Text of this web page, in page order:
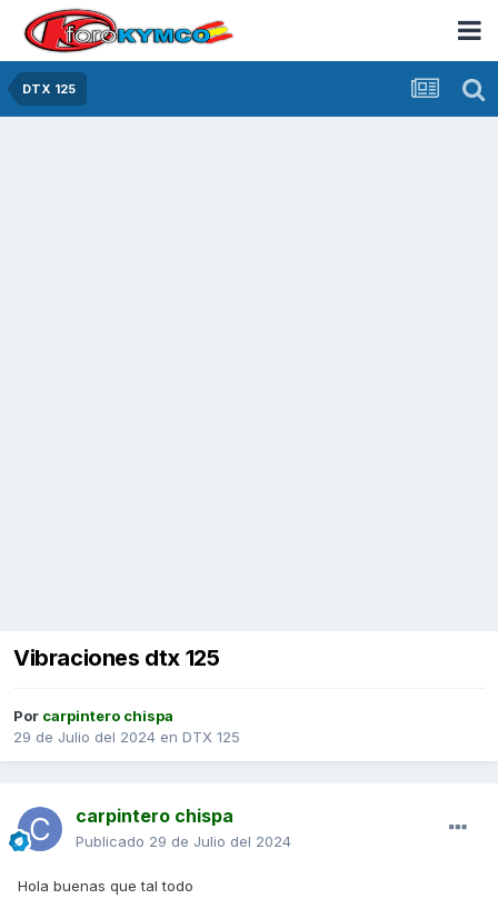
DTX 125
Vibraciones dtx 125
Por carpintero chispa
29 de Julio del 2024 en DTX 125
carpintero chispa
Publicado 29 de Julio del 2024
Hola buenas que tal todo